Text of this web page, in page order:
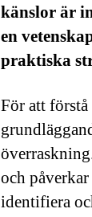
känslor är
en
praktiska
För att
och
identifiera